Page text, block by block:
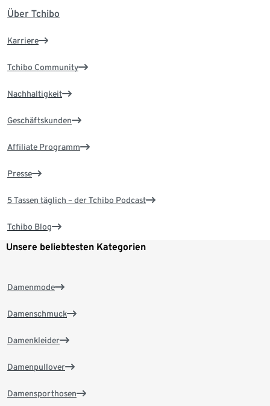
Über Tchibo
Karriere
Tchibo Community
Nachhaltigkeit
Geschäftskunden
Affiliate Programm
Presse
5 Tassen täglich – der Tchibo Podcast
Tchibo Blog
Unsere beliebtesten Kategorien
Damenmode
Damenschmuck
Damenkleider
Damenpullover
Damensporthosen